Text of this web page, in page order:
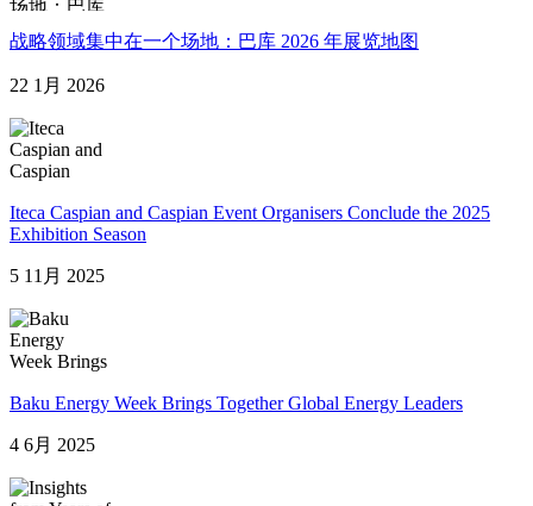
战略领域集中在一个场地：巴库 2026 年展览地图
22 1月 2026
Iteca Caspian and Caspian Event Organisers Conclude the 2025
Exhibition Season
5 11月 2025
Baku Energy Week Brings Together Global Energy Leaders
4 6月 2025